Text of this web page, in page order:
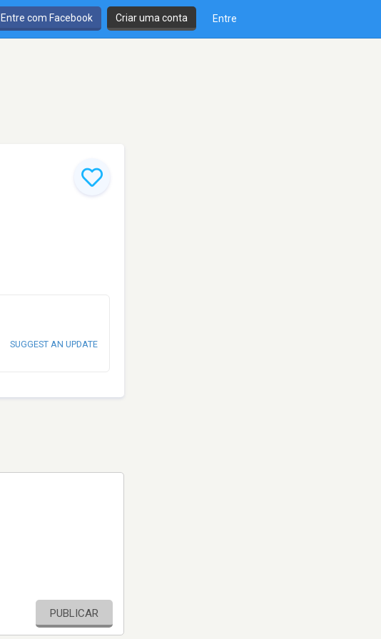
Entre com Facebook Criar uma conta Entre
SUGGEST AN UPDATE
PUBLICAR